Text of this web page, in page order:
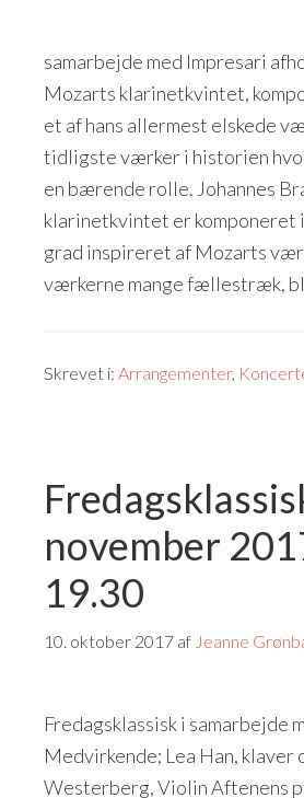
samarbejde med Impresari
Mozarts klarinetkvintet,
et af hans allermest elskede
tidligste værker i historien
en bærende rolle. Johannes
klarinetkvintet er komponeret
grad inspireret af Mozarts
værkerne mange fællestræk,
Skrevet i: Arrangementer,
november
19.30
10. oktober 2017 af Jeanne
Fredagsklassisk i samarbejde
Medvirkende; Lea Han, klaver
Westerberg, Violin Aftenens